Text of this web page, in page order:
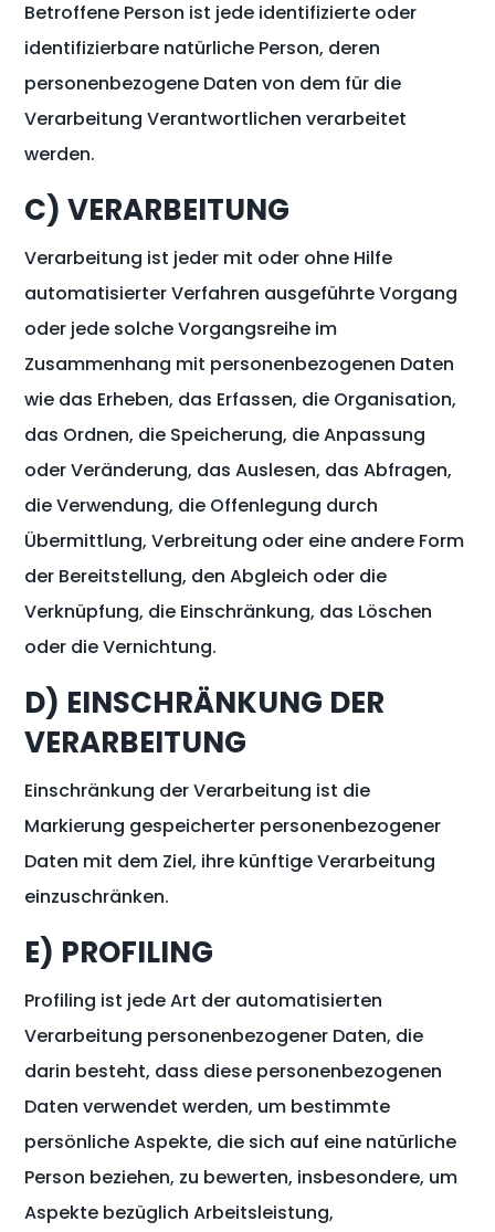
Betroffene Person ist jede identifizierte oder
identifizierbare natürliche Person, deren
personenbezogene Daten von dem für die
Verarbeitung Verantwortlichen verarbeitet
werden.
C) VERARBEITUNG
Verarbeitung ist jeder mit oder ohne Hilfe
automatisierter Verfahren ausgeführte Vorgang
oder jede solche Vorgangsreihe im
Zusammenhang mit personenbezogenen Daten
wie das Erheben, das Erfassen, die Organisation,
das Ordnen, die Speicherung, die Anpassung
oder Veränderung, das Auslesen, das Abfragen,
die Verwendung, die Offenlegung durch
Übermittlung, Verbreitung oder eine andere Form
der Bereitstellung, den Abgleich oder die
Verknüpfung, die Einschränkung, das Löschen
oder die Vernichtung.
D) EINSCHRÄNKUNG DER
VERARBEITUNG
Einschränkung der Verarbeitung ist die
Markierung gespeicherter personenbezogener
Daten mit dem Ziel, ihre künftige Verarbeitung
einzuschränken.
E) PROFILING
Profiling ist jede Art der automatisierten
Verarbeitung personenbezogener Daten, die
darin besteht, dass diese personenbezogenen
Daten verwendet werden, um bestimmte
persönliche Aspekte, die sich auf eine natürliche
Person beziehen, zu bewerten, insbesondere, um
Aspekte bezüglich Arbeitsleistung,